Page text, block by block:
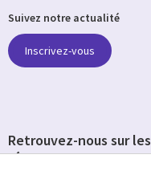
Suivez notre actualité
Inscrivez-vous
Retrouvez-nous sur les
réseaux